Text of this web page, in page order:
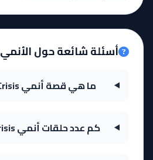
أسئلة شائعة حول الأنمي
ما هي قصة أنمي Kawaisugi Crisis؟
كم عدد حلقات أنمي Kawaisugi Crisis؟